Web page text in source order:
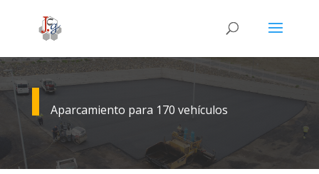
Aparcamiento para 170 vehículos